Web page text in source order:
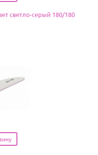
светло-серый 180/180